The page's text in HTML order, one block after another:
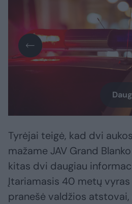
Tyrėjai teigė, kad dvi
mažame JAV Grand
kitas dvi daugiau
Įtariamasis 40 metų vyras
pranešė valdžios atstovai,